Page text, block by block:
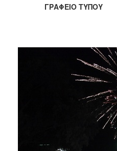
2018
ΓΡΑΦΕΙΟ ΤΥΠΟΥ